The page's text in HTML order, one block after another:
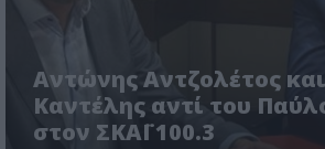
Αντώνης Αντζολέτος
Καντέλης αντί του
στον ΣΚΑΪ 100.3